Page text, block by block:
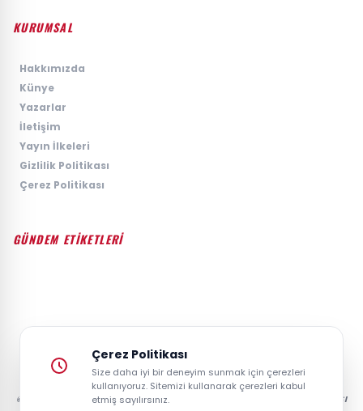
KURUMSAL
Hakkımızda
Künye
Yazarlar
İletişim
Yayın İlkeleri
Gizlilik Politikası
Çerez Politikası
GÜNDEM ETİKETLERİ
© 2026 GAZETESAYFA | TÜRKIYE VE DÜNYANIN GÜNCEL HABER POSTASI
Çerez Politikası
Size daha iyi bir deneyim sunmak için çerezleri
kullanıyoruz. Sitemizi kullanarak çerezleri kabul
etmiş sayılırsınız.